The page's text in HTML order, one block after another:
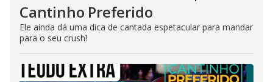
Cantinho Preferido
Ele ainda dá uma dica de cantada espetacular para mandar
para o seu crush!